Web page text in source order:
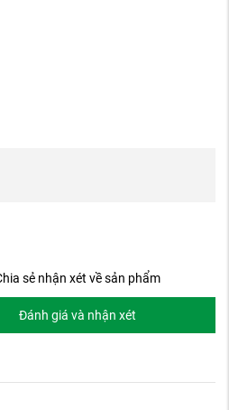
sẻ nhận xét về sản phẩm
Đánh giá và nhận xét